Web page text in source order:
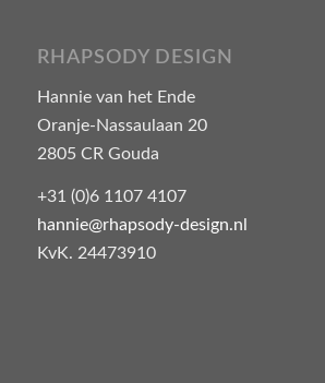
RHAPSODY DESIGN
Hannie van het Ende
Oranje-Nassaulaan 20
2805 CR Gouda
+31 (0)6 1107 4107
hannie@rhapsody-design.nl
KvK. 24473910